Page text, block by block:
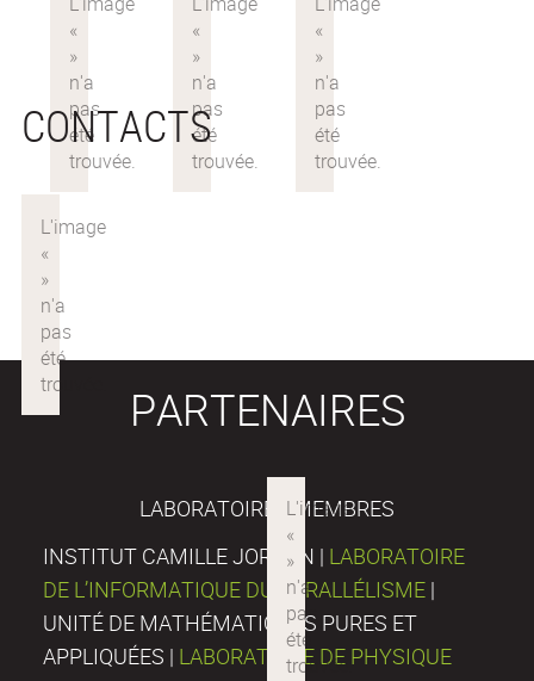
CONTACTS
PARTENAIRES
LABORATOIRES MEMBRES
INSTITUT CAMILLE JORDAN | LABORATOIRE
DE L’INFORMATIQUE DU PARALLÉLISME |
UNITÉ DE MATHÉMATIQUES PURES ET
APPLIQUÉES | LABORATOIRE DE PHYSIQUE